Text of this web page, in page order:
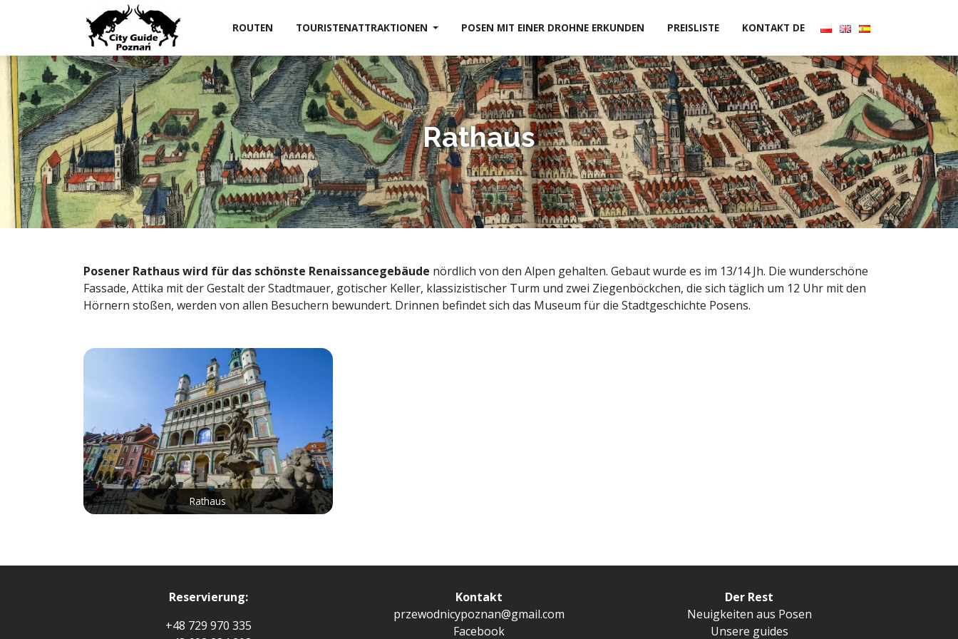
ROUTEN TOURISTENATTRAKTIONEN POSEN MIT EINER DROHNE ERKUNDEN PREISLISTE KONTAKT DE
Rathaus
Posener Rathaus wird für das schönste Renaissancegebäude nördlich von den Alpen gehalten. Gebaut wurde es im 13/14 Jh. Die wunderschöne
Fassade, Attika mit der Gestalt der Stadtmauer, gotischer Keller, klassizistischer Turm und zwei Ziegenböckchen, die sich täglich um 12 Uhr mit den
Hörnern stoßen, werden von allen Besuchern bewundert. Drinnen befindet sich das Museum für die Stadtgeschichte Posens.
Rathaus
Reservierung:
+48 729 970 335
Kontakt
przewodnicypoznan@gmail.com
Facebook
Der Rest
Neuigkeiten aus Posen
Unsere guides